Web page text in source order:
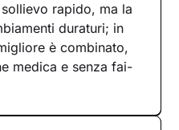
rapido, ma la
duraturi; in
è combinato,
medica e senza fai-